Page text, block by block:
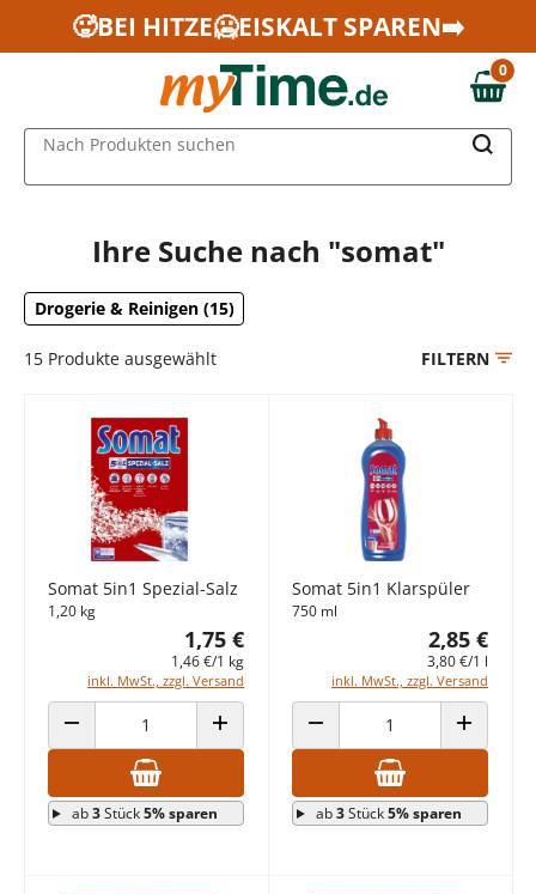
Zum Hauptinhalt springen
Zur Navigation springen
Zur Suche springen
🥵BEI HITZE🥶EISKALT SPAREN➡️
0,00 €
0
Nach Produkten suchen
Ihre Suche nach "somat"
Drogerie & Reinigen (15)
15 Produkte ausgewählt FILTERN
Somat 5in1 Spezial-Salz
1,20 kg
1,75 €
1,46 €/1 kg
inkl. MwSt., zzgl. Versand
ANZAHL VERRINGERN ANZAHL ERHÖHEN
ab3Stück5% sparen
Somat 5in1 Klarspüler
750 ml
2,85 €
3,80 €/1 l
inkl. MwSt., zzgl. Versand
ANZAHL VERRINGERN ANZAHL
ab3Stück5% sparen